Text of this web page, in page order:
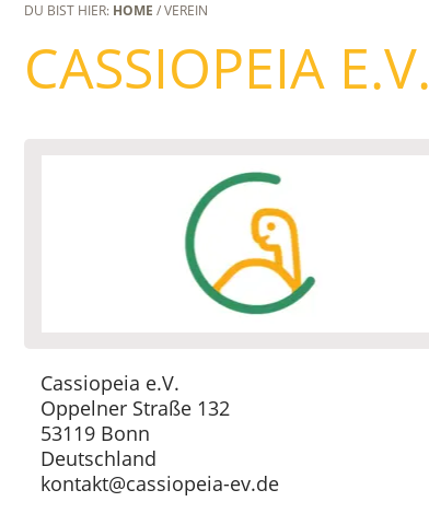
DU BIST HIER: HOME / VEREIN
CASSIOPEIA E.V.
Cassiopeia e.V.
Oppelner Straße 132
53119 Bonn
Deutschland
kontakt@cassiopeia-ev.de